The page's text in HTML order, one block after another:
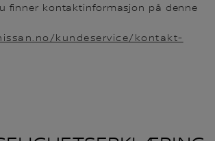
finner kontaktinformasjon på denne
kundeservice/kontakt-